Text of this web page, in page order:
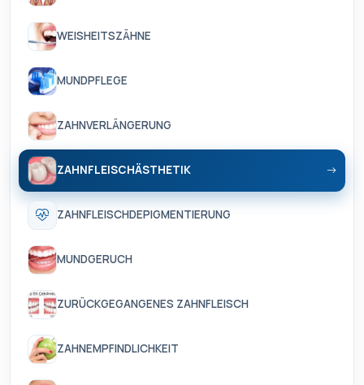
WEISHEITSZÄHNE
MUNDPFLEGE
ZAHNVERLÄNGERUNG
ZAHNFLEISCHÄSTHETIK
ZAHNFLEISCHDEPIGMENTIERUNG
MUNDGERUCH
ZURÜCKGEGANGENES ZAHNFLEISCH
ZAHNEMPFINDLICHKEIT